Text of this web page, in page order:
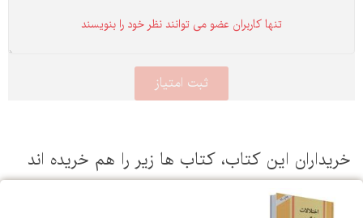
تنها كاربران عضو می توانند نظر خود را بنویسند
خریداران این كتاب، كتاب ها زیر را هم خریده اند